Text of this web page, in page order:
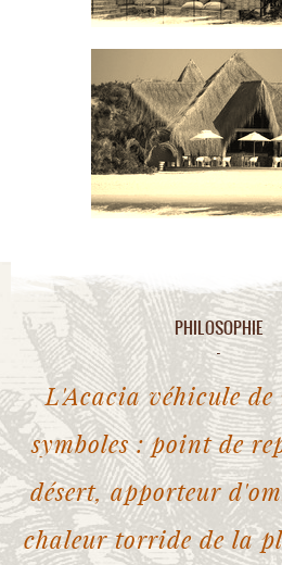
PHILOSOPHIE
L'Acacia véhicule de
symboles : point de
désert, apporteur
chaleur torride de la